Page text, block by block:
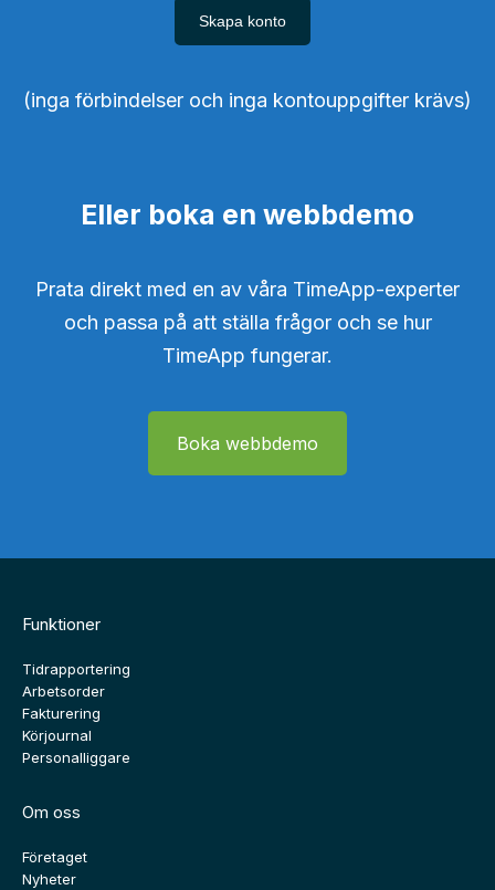
Skapa konto
(inga förbindelser och inga kontouppgifter krävs)
Eller boka en webbdemo
Prata direkt med en av våra TimeApp-experter
och passa på att ställa frågor och se hur
TimeApp fungerar.
Boka webbdemo
Funktioner
Tidrapportering
Arbetsorder
Fakturering
Körjournal
Personalliggare
Om oss
Företaget
Nyheter